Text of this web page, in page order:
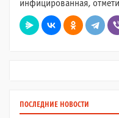
инфицированная,
ПОСЛЕДНИЕ НОВОСТИ